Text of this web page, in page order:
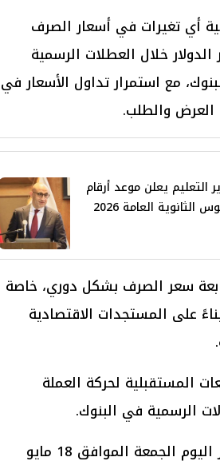
أي تغيرات في أسعار الصرف
خلال العطلات الرسمية
مع استمرار تداول الأسعار في
والطلب.
التعليم يعلن موعد أرقام
الثانوية العامة 2026
سعر الصرف بشكل دوري، خاصة
على المستجدات الاقتصادية
المستقبلية لحركة العملة
الرسمية في البنوك.
الموجز ينقل آخر تطورات وصل لها سعر الدولار اليوم الجمعة الموافق 18 مايو